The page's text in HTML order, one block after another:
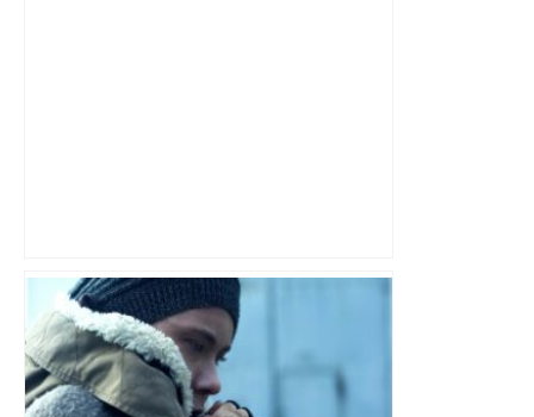
Toulouse. Un incendie se déclare dans
un bâtiment désaffecté : une
cinquantaine de migrants évacuée –
Actu.fr